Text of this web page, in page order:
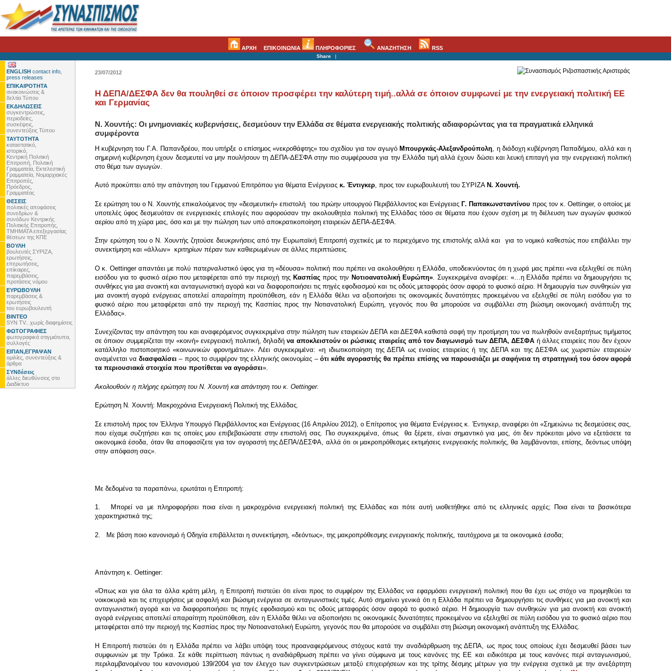
ΑΡΧΗ ΕΠΙΚΟΙΝΩΝΙΑ ΠΛΗΡΟΦΟΡΙΕΣ ΑΝΑΖΗΤΗΣΗ RSS
Share |
ENGLISH contact info,
press releases
ΕΠΙΚΑΙΡΟΤΗΤΑ
ανακοινώσεις &
δελτία Τύπου
ΕΚΔΗΛΩΣΕΙΣ
συγκεντρώσεις,
περιοδείες,
συσκέψεις,
συνεντεύξεις Τύπου
ΤΑΥΤΟΤΗΤΑ
καταστατικό,
ιστορικό,
Κεντρική Πολιτική
Επιτροπή, Πολιτική
Γραμματεία, Εκτελεστική
Γραμματεία, Νομαρχιακές
Επιτροπές,
Πρόεδρος,
Γραμματέας
ΘΕΣΕΙΣ
πολιτικές αποφάσεις
συνεδρίων &
συνόδων Κεντρικής
Πολιτικής Επιτροπής,
ΤΜΗΜΑΤΑ επεξεργασίας
θέσεων της ΚΠΕ
ΒΟΥΛΗ
βουλευτές ΣΥΡΙΖΑ,
ερωτήσεις,
επερωτήσεις,
επίκαιρες,
παρεμβάσεις,
προτάσεις νόμου
ΕΥΡΩΒΟΥΛΗ
παρεμβάσεις &
ερωτήσεις
του ευρωβουλευτή
ΒΙΝΤΕΟ
SYN TV.. χωρίς διαφημίσεις
ΦΩΤΟΓΡΑΦΙΕΣ
φωτογραφικά στιγμιότυπα,
συλλογές
ΕΙΠΑΝ,ΕΓΡΑΨΑΝ
ομιλίες, συνεντεύξεις &
άρθρα
ΣΥΝδέσεις
άλλες διευθύνσεις στο
Διαδίκτυο
23/07/2012
Η ΔΕΠΑ/ΔΕΣΦΑ δεν θα πουληθεί σε όποιον προσφέρει την καλύτερη τιμή..αλλά σε όποιον συμφωνεί με την ενεργειακή πολιτική ΕΕ
και Γερμανίας
Ν. Χουντής: Οι μνημονιακές κυβερνήσεις, δεσμεύουν την Ελλάδα σε θέματα ενεργειακής πολιτικής αδιαφορώντας για τα πραγματικά ελληνικά
συμφέροντα
Η κυβέρνηση του Γ.Α. Παπανδρέου, που υπήρξε ο επίσημος «νεκροθάφτης» του σχεδίου για τον αγωγό Μπουργκάς-Αλεξανδρούπολη , η διάδοχη κυβέρνηση Παπαδήμου, αλλά και η
σημερινή κυβέρνηση έχουν δεσμευτεί να μην πουλήσουν τη ΔΕΠΑ-ΔΕΣΦΑ στην πιο συμφέρουσα για την Ελλάδα τιμή αλλά έχουν δώσει και λευκή επιταγή για την ενεργειακή πολιτική
στο θέμα των αγωγών.
Αυτό προκύπτει από την απάντηση του Γερμανού Επιτρόπου για θέματα Ενέργειας κ. Έντιγκερ, προς τον ευρωβουλευτή του ΣΥΡΙΖΑ Ν. Χουντή.
Σε ερώτηση του ο Ν. Χουντής επικαλούμενος την «δεσμευτική» επιστολή του πρώην υπουργού Περιβάλλοντος και Ενέργειας Γ. Παπακωνσταντίνου προς τον κ. Οettinger, ο οποίος με
υποτελές ύφος δεσμευόταν σε ενεργειακές επιλογές που αφορούσαν την ακολουθητέα πολιτική της Ελλάδας τόσο σε θέματα που έχουν σχέση με τη διέλευση των αγωγών φυσικού
αερίου από τη χώρα μας, όσο και με την πώληση των υπό αποκρατικοποίηση εταιρειών ΔΕΠΑ-ΔΕΣΦΑ.
Στην ερώτηση του ο Ν. Χουντής ζητούσε διευκρινήσεις από την Ευρωπαϊκή Επιτροπή σχετικές με το περιεχόμενο της επιστολής αλλά και για το νομικό καθεστώς που επιβάλλει την
συνεκτίμηση και «άλλων» κριτηρίων πέραν των καθιερωμένων σε άλλες περιπτώσεις.
Ο κ. Οettinger απαντάει με πολύ πατερναλιστικό ύφος για τη «δέουσα» πολιτική που πρέπει να ακολουθήσει η Ελλάδα, υποδεικνύοντας ότι η χωρά μας πρέπει «να εξελιχθεί σε πύλη
εισόδου για το φυσικό αέριο που μεταφέρεται από την περιοχή της Κασπίας προς την Νοτιοανατολική Ευρώπη» . Συγκεκριμένα αναφέρει: «…η Ελλάδα πρέπει να δημιουργήσει τις
συνθήκες για μια ανοικτή και ανταγωνιστική αγορά και να διαφοροποιήσει τις πηγές εφοδιασμού και τις οδούς μεταφοράς όσον αφορά το φυσικό αέριο. Η δημιουργία των συνθηκών για
μια ανοικτή αγορά ενέργειας αποτελεί απαραίτητη προϋπόθεση, εάν η Ελλάδα θέλει να αξιοποιήσει τις οικονομικές δυνατότητες προκειμένου να εξελιχθεί σε πύλη εισόδου για το
φυσικό αέριο που μεταφέρεται από την περιοχή της Κασπίας προς την Νοτιανατολική Ευρώπη, γεγονός που θα μπορούσε να συμβάλλει στη βιώσιμη οικονομική ανάπτυξη της
Ελλάδας».
Συνεχίζοντας την απάντηση του και αναφερόμενος συγκεκριμένα στην πώληση των εταιρειών ΔΕΠΑ και ΔΕΣΦΑ καθιστά σαφή την προτίμηση του να πωληθούν ανεξαρτήτως τιμήματος
σε όποιον συμμερίζεται την «κοινή» ενεργειακή πολιτική, δηλαδήνα αποκλειστούν οι ρώσικες εταιρείες από τον διαγωνισμό των ΔΕΠΑ, ΔΕΣΦΑ ή άλλες εταιρείες που δεν έχουν
κατάλληλο πιστοποιητικό «κοινωνικών φρονημάτων». Λέει συγκεκριμένα: «η ιδιωτικοποίηση της ΔΕΠΑ ως ενιαίας εταιρείας ή της ΔΕΠΑ και της ΔΕΣΦΑ ως χωριστών εταιρειών
αναμένεται ναδιασφαλίσει – προς το συμφέρον της ελληνικής οικονομίας – ότι κάθε αγοραστής θα πρέπει επίσης να παρουσιάζει με σαφήνεια τη στρατηγική του όσον αφορά
τα περιουσιακά στοιχεία που προτίθεται να αγοράσει».
Ακολουθούν η πλήρης ερώτηση του Ν. Χουντή και απάντηση του κ. Οettinger.
Ερώτηση Ν. Χουντή: Μακροχρόνια Ενεργειακή Πολιτική της Ελλάδας.
Σε επιστολή προς τον Έλληνα Υπουργό Περιβάλλοντος και Ενέργειας (16 Απριλίου 2012), ο Επίτροπος για θέματα Ενέργειας κ. Έντιγκερ, αναφέρει ότι «Σημειώνω τις δεσμεύσεις σας,
που είχαμε συζητήσει και τις οποίες μου επιβεβαιώσατε στην επιστολή σας. Πιο συγκεκριμένα, όπως θα ξέρετε, είναι σημαντικό για μας, ότι δεν πρόκειται μόνο να εξετάσετε τα
οικονομικά έσοδα, όταν θα αποφασίζετε για τον αγοραστή της ΔΕΠΑ/ΔΕΣΦΑ, αλλά ότι οι μακροπρόθεσμες εκτιμήσεις ενεργειακής πολιτικής, θα λαμβάνονται, επίσης, δεόντως υπόψη
στην απόφαση σας».
Με δεδομένα τα παραπάνω, ερωτάται η Επιτροπή:
1. Μπορεί να με πληροφορήσει ποια είναι η μακροχρόνια ενεργειακή πολιτική της Ελλάδας και πότε αυτή υιοθετήθηκε από τις ελληνικές αρχές; Ποια είναι τα βασικότερα
χαρακτηριστικά της;
2. Με βάση ποιο κανονισμό ή Οδηγία επιβάλλεται η συνεκτίμηση, «δεόντως», της μακροπρόθεσμης ενεργειακής πολιτικής, ταυτόχρονα με τα οικονομικά έσοδα;
Απάντηση κ. Οettinger:
«Όπως και για όλα τα άλλα κράτη μέλη, η Επιτροπή πιστεύει ότι είναι προς το συμφέρον της Ελλάδας να εφαρμόσει ενεργειακή πολιτική που θα έχει ως στόχο να προμηθεύει τα
νοικοκυριά και τις επιχειρήσεις με ασφαλή και βιώσιμη ενέργεια σε ανταγωνιστικές τιμές. Αυτό σημαίνει γενικά ότι η Ελλάδα πρέπει να δημιουργήσει τις συνθήκες για μια ανοικτή και
ανταγωνιστική αγορά και να διαφοροποιήσει τις πηγές εφοδιασμού και τις οδούς μεταφοράς όσον αφορά το φυσικό αέριο. Η δημιουργία των συνθηκών για μια ανοικτή και ανοικτή
αγορά ενέργειας αποτελεί απαραίτητη προϋπόθεση, εάν η Ελλάδα θέλει να αξιοποιήσει τις οικονομικές δυνατότητες προκειμένου να εξελιχθεί σε πύλη εισόδου για το φυσικό αέριο που
μεταφέρεται από την περιοχή της Κασπίας προς την Νοτιοανατολική Ευρώπη, γεγονός που θα μπορούσε να συμβάλει στη βιώσιμη οικονομική ανάπτυξη της Ελλάδας.
Η Επιτροπή πιστεύει ότι η Ελλάδα πρέπει να λάβει υπόψη τους προαναφερόμενους στόχους κατά την αναδιάρθρωση της ΔΕΠΑ, ως προς τους οποίους έχει δεσμευθεί βάσει των
συμφωνιών με την Τρόικα. Σε κάθε περίπτωση πάντως η αναδιάρθρωση πρέπει να γίνει σύμφωνα με τους κανόνες της ΕΕ και ειδικότερα με τους κανόνες περί ανταγωνισμού,
περιλαμβανομένου του κανονισμού 139/2004 για τον έλεγχο των συγκεντρώσεων μεταξύ επιχειρήσεων και της τρίτης δέσμης μέτρων για την ενέργεια σχετικά με την ανεξάρτητη